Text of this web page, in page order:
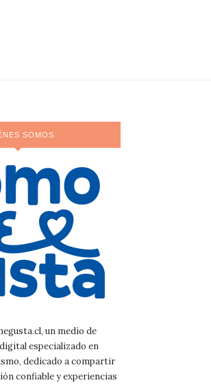
SOMOS
un medio de
especializado en
dedicado a compartir
confiable y experiencias